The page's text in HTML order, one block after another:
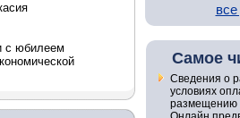
с юбилеем
Самое
Сведения о
условиях
размещению